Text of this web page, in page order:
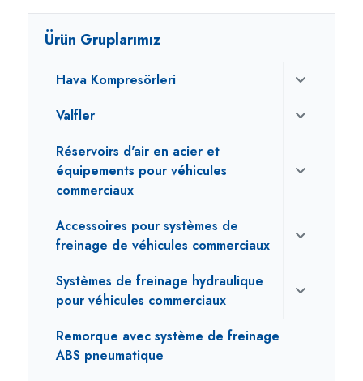
Ürün Gruplarımız
Hava Kompresörleri
Valfler
Réservoirs d'air en acier et
équipements pour véhicules
commerciaux
Accessoires pour systèmes de
freinage de véhicules commerciaux
Systèmes de freinage hydraulique
pour véhicules commerciaux
Remorque avec système de freinage
ABS pneumatique